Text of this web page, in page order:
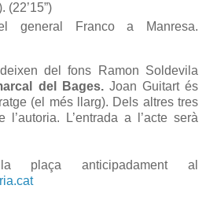
(22’15”)
general Franco a Manresa.
del fons Ramon Soldevila
del Bages. Joan Guitart és
(el més llarg). Dels altres tres
L’entrada a l’acte serà
plaça anticipadament al